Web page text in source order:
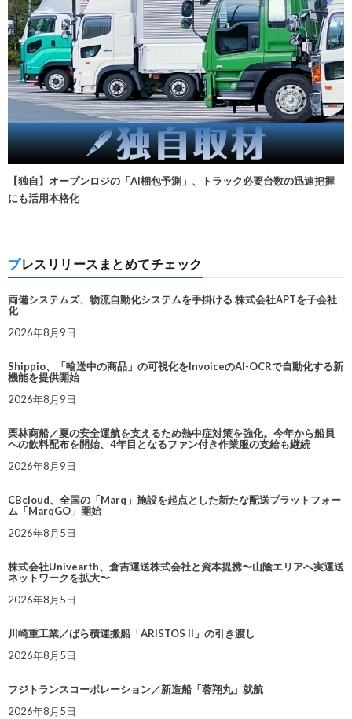
【独自】オープンロジの「AI梱包予測」、トラック必要台数の迅速把握
にも活用本格化
プレスリリースまとめてチェック
両備システムズ、物流自動化システムを手掛ける 株式会社APTを子会社
化
2026年8月9日
Shippio、「輸送中の商品」の可視化をInvoiceのAI-OCRで自動化する新
機能を提供開始
2026年8月9日
栗林商船／夏の安全運航を支えるため熱中症対策を強化。今年から船員
への飲料配布を開始、4年目となるファン付き作業服の支給も継続
2026年8月9日
CBcloud、全国の「Marq」施設を起点とした新たな配送プラットフォー
ム「MarqGO」開始
2026年8月5日
株式会社Univearth、倉吉運送株式会社と資本提携〜山陰エリアへ実運送
ネットワークを拡大〜
2026年8月5日
川崎重工業／ばら積運搬船「ARISTOS II」の引き渡し
2026年8月5日
フジトランスコーポレーション／新造船「蓉翔丸」就航
2026年8月5日